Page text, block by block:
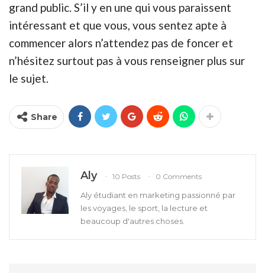
grand public. S’il y en une qui vous paraissent
intéressant et que vous, vous sentez apte à
commencer alors n’attendez pas de foncer et
n’hésitez surtout pas à vous renseigner plus sur
le sujet.
Share
Aly 10 Posts 0 Comments
Aly étudiant en marketing passionné par
les voyages, le sport, la lecture et
beaucoup d'autres choses.